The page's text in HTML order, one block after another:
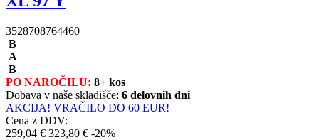
3528708764460
B
A
B
PO NAROČILU: 8+ kos
Dobava v naše skladišče: 6 delovnih dni
AKCIJA! VRAČILO DO 60 EUR!
Cena z DDV:
259,04 € 323,80 € -20%